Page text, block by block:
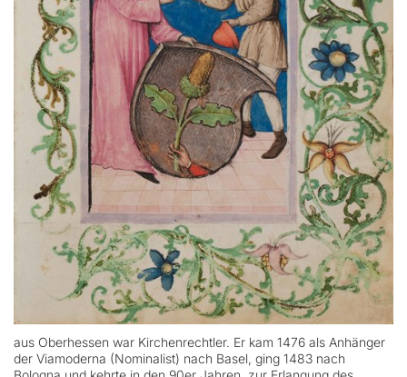
aus Oberhessen war Kirchenrechtler. Er kam 1476 als Anhänger
der Viamoderna (Nominalist) nach Basel, ging 1483 nach